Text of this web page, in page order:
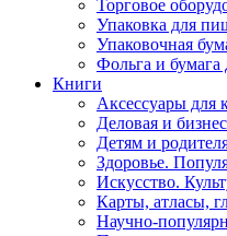
Торговое
Упаковка для
Упаковочная
Фольга и бумага
Книги
Аксессуары для
Деловая и
Детям и
Здоровье.
Искусство.
Карты, атласы,
Научно-